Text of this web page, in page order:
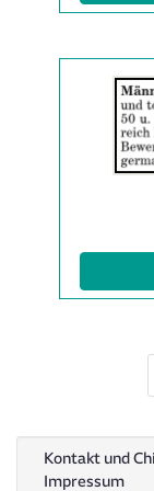
Kontakt und
Impressum